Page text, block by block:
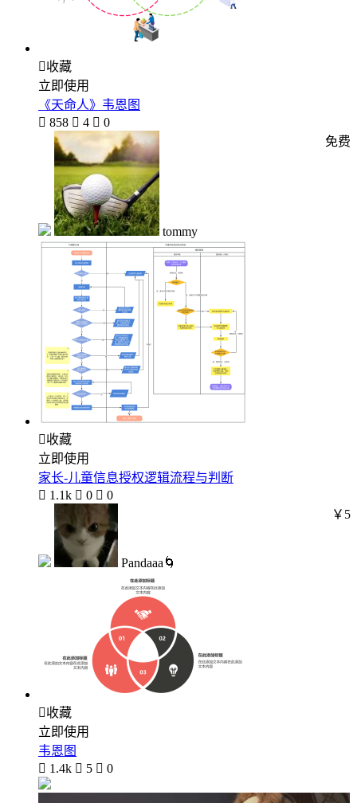
收藏
立即使用
《天命人》韦恩图
 858  4  0
tommy
免费
收藏
立即使用
家长-儿童信息授权逻辑流程与判断
 1.1k  0  0
Pandaaa🌀
￥5
收藏
立即使用
韦恩图
 1.4k  5  0